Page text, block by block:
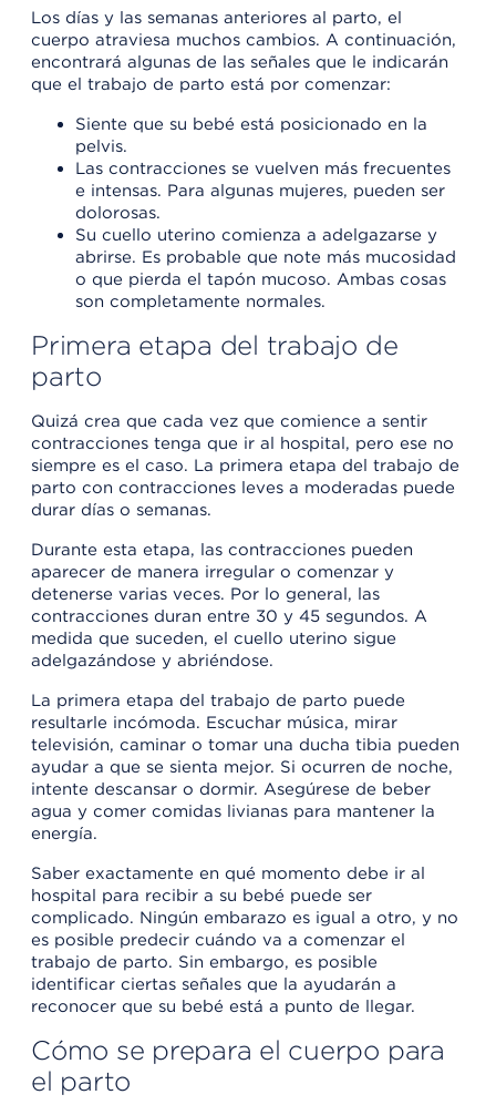
Los días y las semanas anteriores al parto, el
cuerpo atraviesa muchos cambios. A continuación,
encontrará algunas de las señales que le indicarán
que el trabajo de parto está por comenzar:
Siente que su bebé está posicionado en la
pelvis.
Las contracciones se vuelven más frecuentes
e intensas. Para algunas mujeres, pueden ser
dolorosas.
Su cuello uterino comienza a adelgazarse y
abrirse. Es probable que note más mucosidad
o que pierda el tapón mucoso. Ambas cosas
son completamente normales.
Primera etapa del trabajo de
parto
Quizá crea que cada vez que comience a sentir
contracciones tenga que ir al hospital, pero ese no
siempre es el caso. La primera etapa del trabajo de
parto con contracciones leves a moderadas puede
durar días o semanas.
Durante esta etapa, las contracciones pueden
aparecer de manera irregular o comenzar y
detenerse varias veces. Por lo general, las
contracciones duran entre 30 y 45 segundos. A
medida que suceden, el cuello uterino sigue
adelgazándose y abriéndose.
La primera etapa del trabajo de parto puede
resultarle incómoda. Escuchar música, mirar
televisión, caminar o tomar una ducha tibia pueden
ayudar a que se sienta mejor. Si ocurren de noche,
intente descansar o dormir. Asegúrese de beber
agua y comer comidas livianas para mantener la
energía.
Saber exactamente en qué momento debe ir al
hospital para recibir a su bebé puede ser
complicado. Ningún embarazo es igual a otro, y no
es posible predecir cuándo va a comenzar el
trabajo de parto. Sin embargo, es posible
identificar ciertas señales que la ayudarán a
reconocer que su bebé está a punto de llegar.
Cómo se prepara el cuerpo para
el parto